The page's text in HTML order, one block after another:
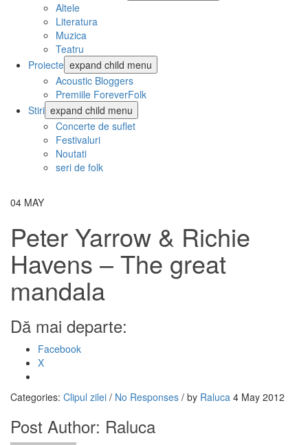
Altele
Literatura
Muzica
Teatru
Proiecte expand child menu
Acoustic Bloggers
Premiile ForeverFolk
Stiri expand child menu
Concerte de suflet
Festivaluri
Noutati
seri de folk
04 MAY
Peter Yarrow & Richie
Havens – The great
mandala
Dă mai departe:
Facebook
X
Categories: Clipul zilei / No Responses / by Raluca 4 May 2012
Post Author: Raluca